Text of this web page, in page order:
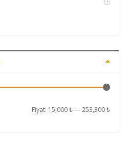
En
En
Fiyat: 15,000 ₺—253,300 ₺